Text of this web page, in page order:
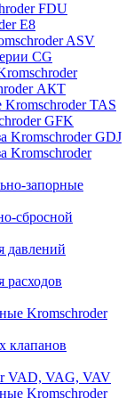
FDU
E8
ASV
CG
АКТ
TAS
GFK
Kromschroder GDJ
Kromschroder
запорные
сбросной
давлений
расходов
Kromschroder
клапанов
VAD, VAG, VAV
Kromschroder